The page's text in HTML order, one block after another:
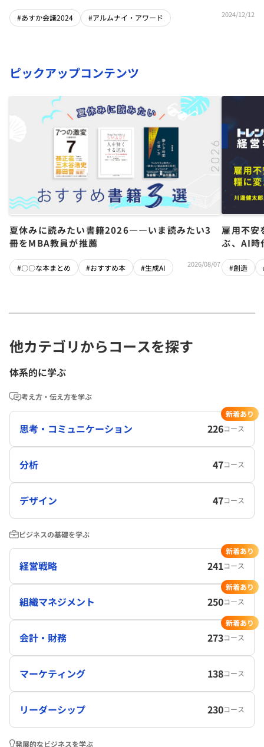
#あすか会議2024 #アルムナイ・アワード 2024/12/12
ピックアップコンテンツ
夏休みに読みたい書籍2026――いま読みたい3
冊をMBA教員が推薦
#〇〇な本まとめ #おすすめ本 #生成AI 2026/08/07
雇用不
ぶ、AI時
#創造
他カテゴリからコースを探す
体系的に学ぶ
考え方・伝え方を学ぶ
思考・コミュニケーション 226コース
新着あり
分析 47コース
デザイン 47コース
ビジネスの基礎を学ぶ
経営戦略 241コース
新着あり
組織マネジメント 250コース
新着あり
会計・財務 273コース
新着あり
マーケティング 138コース
リーダーシップ 230コース
発展的なビジネスを学ぶ